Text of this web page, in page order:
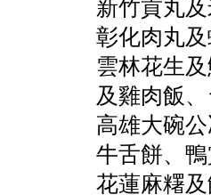
新竹貢丸
彰化肉丸
雲林花生
及雞肉飯
高雄大碗
牛舌餅、
花蓮麻糬